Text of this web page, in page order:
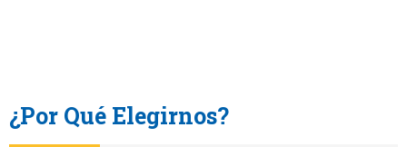
¿Por Qué Elegirnos?